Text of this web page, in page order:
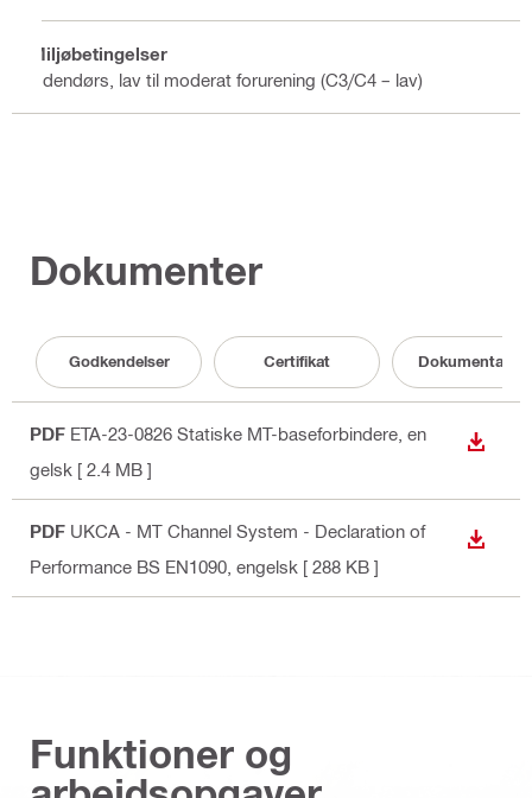
Miljøbetingelser
Udendørs, lav til moderat forurening (C3/C4 – lav)
Dokumenter
Godkendelser Certifikat Dokumentation
PDF ETA-23-0826 Statiske MT-baseforbindere , en
gelsk [ 2.4 MB ]
PDF UKCA - MT Channel System - Declaration of
Performance BS EN1090 , engelsk [ 288 KB ]
Funktioner og